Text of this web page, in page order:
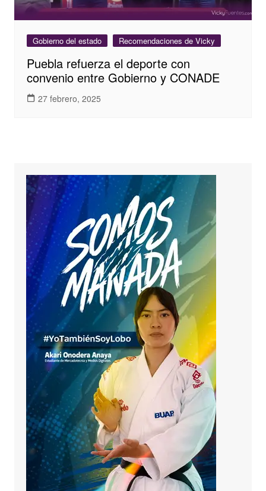
Gobierno del estado Recomendaciones de Vicky
Puebla refuerza el deporte con
convenio entre Gobierno y CONADE
27 febrero, 2025